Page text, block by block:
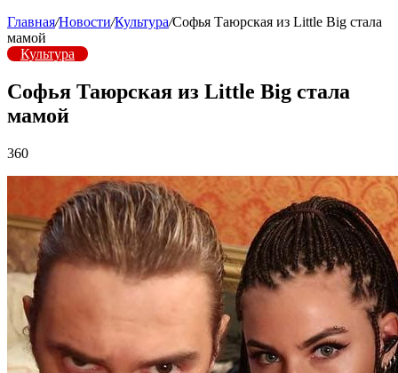
Главная/Новости/Культура/Софья Таюрская из Little Big стала
мамой
Культура
Софья Таюрская из Little Big стала
мамой
360